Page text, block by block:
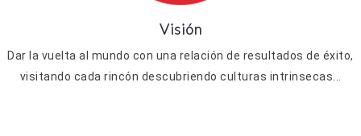
Visión
Dar la vuelta al mundo con una relación de resultados de éxito,
visitando cada rincón descubriendo culturas intrinsecas...